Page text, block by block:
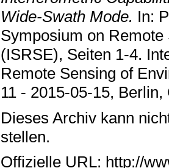
Wide-Swath Mode. In:
Symposium on
(ISRSE), Seiten 1-4.
Remote Sensing of
11 - 2015-05-15, Berlin,
Dieses Archiv kann
stellen.
Offizielle URL: http://